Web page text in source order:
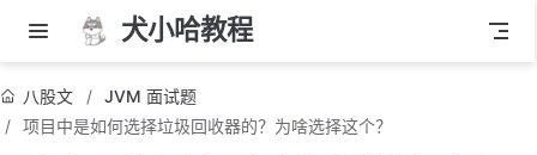
犬小哈教程
八股文
JVM 面试题
项目中是如何选择垃圾回收器的？为啥选择这个？